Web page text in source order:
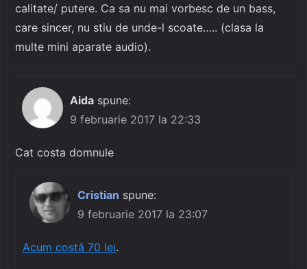
calitate/ putere. Ca sa nu mai vorbesc de un bass,
care sincer, nu stiu de unde-l scoate….. (clasa la
multe mini aparate audio).
Aida spune:
9 februarie 2017 la 22:33
Cat costa domnule
Cristian spune:
9 februarie 2017 la 23:07
Acum costă 70 lei.